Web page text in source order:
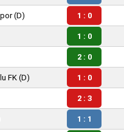
(D) 1 : 0
1 : 0
2 : 0
FK(D) 1 : 0
2 : 3
1 : 1